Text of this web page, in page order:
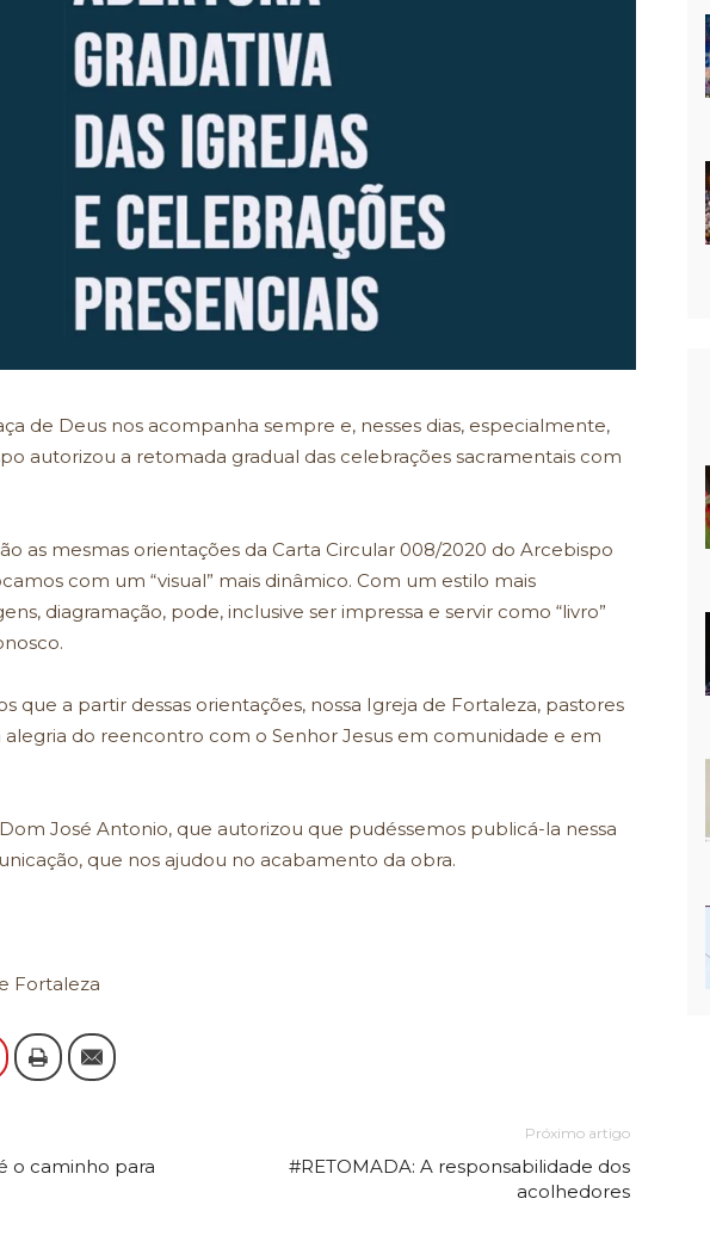
de Deus nos acompanha sempre e, nesses dias, especialmente,
autorizou a retomada gradual das celebrações sacramentais com
as mesmas orientações da Carta Circular 008/2020 do Arcebispo
com um “visual” mais dinâmico. Com um estilo mais
diagramação, pode, inclusive ser impressa e servir como “livro”
que a partir dessas orientações, nossa Igreja de Fortaleza, pastores
alegria do reencontro com o Senhor Jesus em comunidade e em
José Antonio, que autorizou que pudéssemos publicá-la nessa
que nos ajudou no acabamento da obra.
Fortaleza
o caminho para
Próximo artigo
#RETOMADA: A responsabilidade dos
acolhedores